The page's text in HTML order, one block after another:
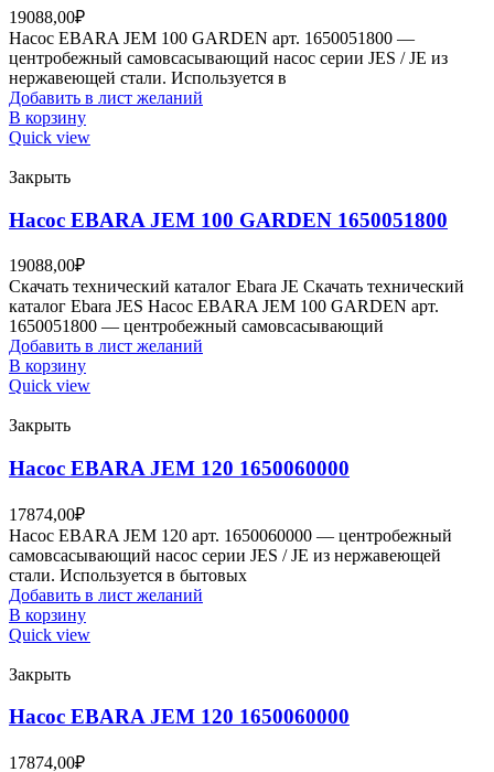
19088,00₽
Насос EBARA JEM 100 GARDEN арт. 1650051800 —
центробежный самовсасывающий насос серии JES / JE из
нержавеющей стали. Используется в
Добавить в лист желаний
В корзину
Quick view
Закрыть
Насос EBARA JEM 100 GARDEN 1650051800
19088,00₽
Скачать технический каталог Ebara JE Скачать технический
каталог Ebara JES Насос EBARA JEM 100 GARDEN арт.
1650051800 — центробежный самовсасывающий
Добавить в лист желаний
В корзину
Quick view
Закрыть
Насос EBARA JEM 120 1650060000
17874,00₽
Насос EBARA JEM 120 арт. 1650060000 — центробежный
самовсасывающий насос серии JES / JE из нержавеющей
стали. Используется в бытовых
Добавить в лист желаний
В корзину
Quick view
Закрыть
Насос EBARA JEM 120 1650060000
17874,00₽